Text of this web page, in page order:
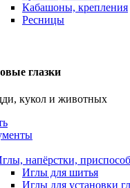
Кабашоны, крепления
Ресницы
глазки
кукол и животных
напёрстки,
Иглы для шитья
Иглы для установки